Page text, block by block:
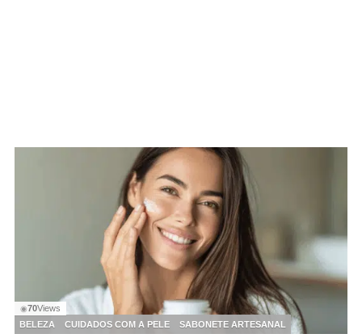
◉70Views
BELEZA
CUIDADOS COM A PELE SABONETE ARTESANAL